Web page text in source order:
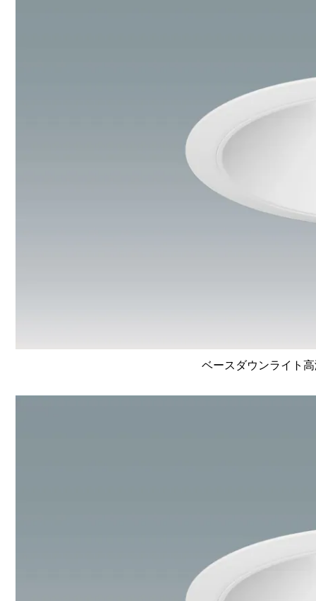
ベースダウンライト